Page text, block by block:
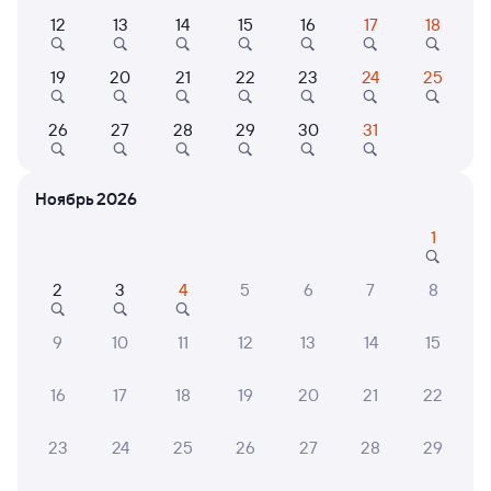
961Н
08:20 11:54
3 ч 34 м в пути
Маршрут
Общий
от 1 ⁠079 ⁠₽
969Н
12 13 14 15 16 17 18
19 20 21 22 23 24 25
26 27 28 29 30 31
Ноябрь 2026
1
2 3 4 5 6 7 8
9 10 11 12 13 14 15
16 17 18 19 20 21 22
23 24 25 26 27 28 29